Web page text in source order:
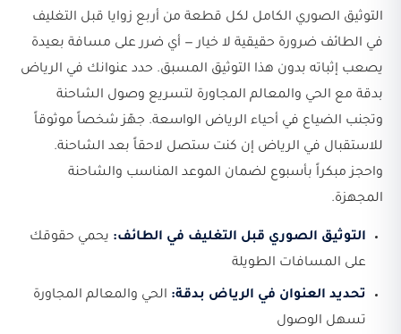
التوثيق الصوري الكامل لكل قطعة من أربع زوايا قبل التغليف
في الطائف ضرورة حقيقية لا خيار — أي ضرر على مسافة بعيدة
يصعب إثباته بدون هذا التوثيق المسبق. حدد عنوانك في الرياض
بدقة مع الحي والمعالم المجاورة لتسريع وصول الشاحنة
وتجنب الضياع في أحياء الرياض الواسعة. جهّز شخصاً موثوقاً
للاستقبال في الرياض إن كنت ستصل لاحقاً بعد الشاحنة.
واحجز مبكراً بأسبوع لضمان الموعد المناسب والشاحنة
المجهزة.
التوثيق الصوري قبل التغليف في الطائف: يحمي حقوقك
على المسافات الطويلة
تحديد العنوان في الرياض بدقة: الحي والمعالم المجاورة
تسهل الوصول